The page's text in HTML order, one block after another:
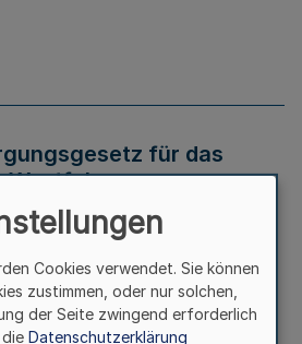
für das
Westfalen
-
Juli 2016
Cookies verwendet. Sie können
zustimmen, oder nur solchen,
der Seite zwingend erforderlich
Datenschutzerklärung